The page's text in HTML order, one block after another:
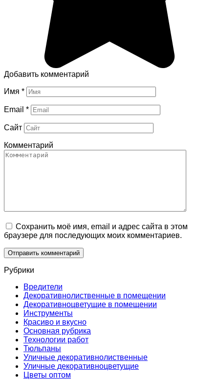
Добавить комментарий
Имя *
Email *
Сайт
Комментарий
Сохранить моё имя, email и адрес сайта в этом
браузере для последующих моих комментариев.
Рубрики
Вредители
Декоративнолиственные в помещении
Декоративноцветущие в помещении
Инструменты
Краcиво и вкусно
Основная рубрика
Технологии работ
Тюльпаны
Уличные декоративнолиственные
Уличные декоративноцветущие
Цветы оптом